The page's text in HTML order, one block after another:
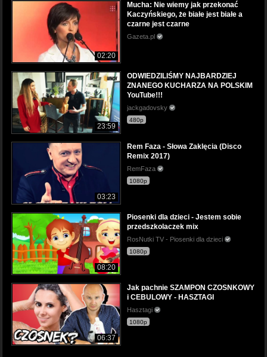
02:20
Mucha: Nie wiemy jak przekonać
Kaczyńskiego, że białe jest białe a
czarne jest czarne
Gazeta.pl
23:59
ODWIEDZILIŚMY NAJBARDZIEJ
ZNANEGO KUCHARZA NA POLSKIM
YouTube!!!
jackgadovsky
480p
03:23
Rem Faza - Słowa Zaklęcia (Disco
Remix 2017)
RemFaza
1080p
08:20
Piosenki dla dzieci - Jestem sobie
przedszkolaczek mix
RosNutki TV - Piosenki dla dzieci
1080p
06:37
Jak pachnie SZAMPON CZOSNKOWY
i CEBULOWY - HASZTAGI
Hasztagi
1080p